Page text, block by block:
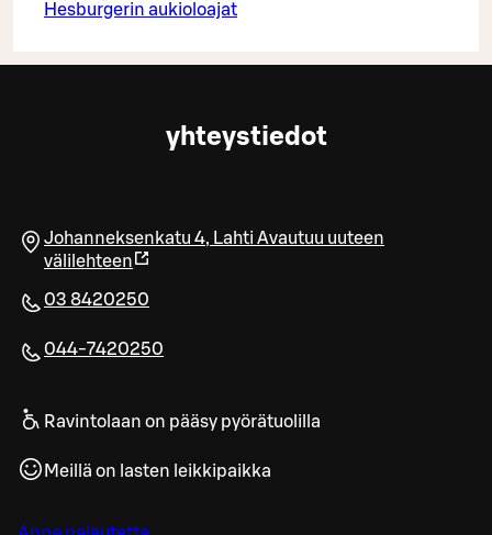
Hesburgerin aukioloajat
yhteystiedot
Johanneksenkatu 4, Lahti Avautuu uuteen
välilehteen
03 8420250
044-7420250
Ravintolaan on pääsy pyörätuolilla
Meillä on lasten leikkipaikka